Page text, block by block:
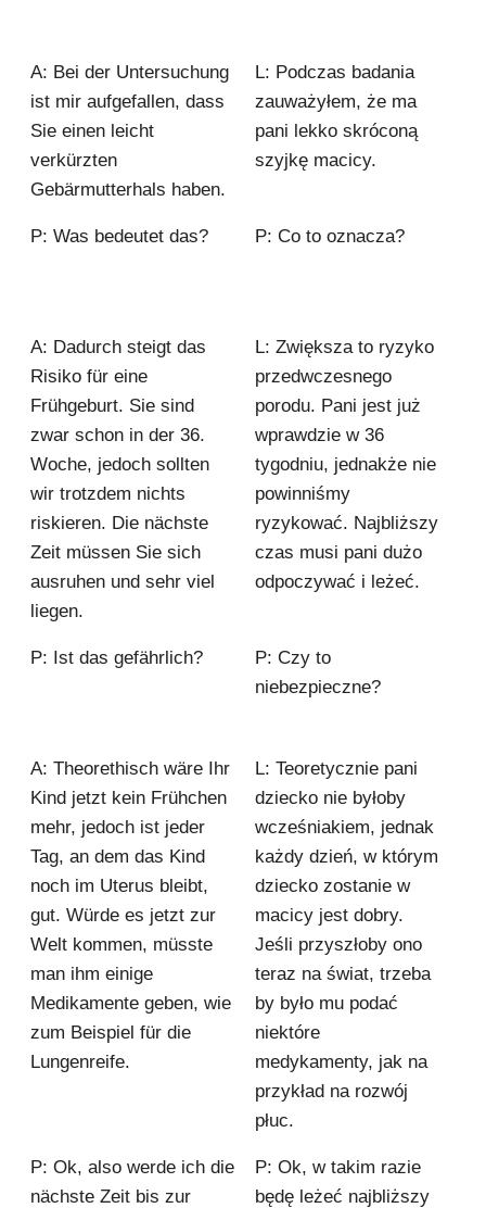
A: Bei der Untersuchung
ist mir aufgefallen, dass
Sie einen leicht
verkürzten
Gebärmutterhals haben.
L: Podczas badania
zauważyłem, że ma
pani lekko skróconą
szyjkę macicy.
P: Was bedeutet das? P: Co to oznacza?
A: Dadurch steigt das
Risiko für eine
Frühgeburt. Sie sind
zwar schon in der 36.
Woche, jedoch sollten
wir trotzdem nichts
riskieren. Die nächste
Zeit müssen Sie sich
ausruhen und sehr viel
liegen.
L: Zwiększa to ryzyko
przedwczesnego
porodu. Pani jest już
wprawdzie w 36
tygodniu, jednakże nie
powinniśmy
ryzykować. Najbliższy
czas musi pani dużo
odpoczywać i leżeć.
P: Ist das gefährlich?
P: Czy to
niebezpieczne?
A: Theorethisch wäre Ihr
Kind jetzt kein Frühchen
mehr, jedoch ist jeder
Tag, an dem das Kind
noch im Uterus bleibt,
gut. Würde es jetzt zur
Welt kommen, müsste
man ihm einige
Medikamente geben, wie
zum Beispiel für die
Lungenreife.
L: Teoretycznie pani
dziecko nie byłoby
wcześniakiem, jednak
każdy dzień, w którym
dziecko zostanie w
macicy jest dobry.
Jeśli przyszłoby ono
teraz na świat, trzeba
by było mu podać
niektóre
medykamenty, jak na
przykład na rozwój
płuc.
P: Ok, also werde ich die
nächste Zeit bis zur
P: Ok, w takim razie
będę leżeć najbliższy